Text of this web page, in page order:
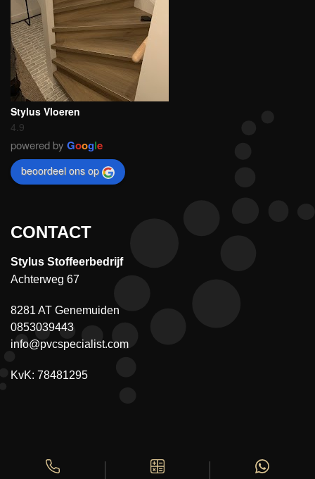
Stylus Vloeren
4.9
powered by Google
beoordeel ons op
CONTACT
Stylus Stoffeerbedrijf
Achterweg 67
8281 AT Genemuiden
0853039443
info@pvcspecialist.com
KvK: 78481295